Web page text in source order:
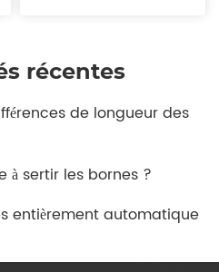
récentes
de longueur des
à sertir les bornes ?
entièrement automatique